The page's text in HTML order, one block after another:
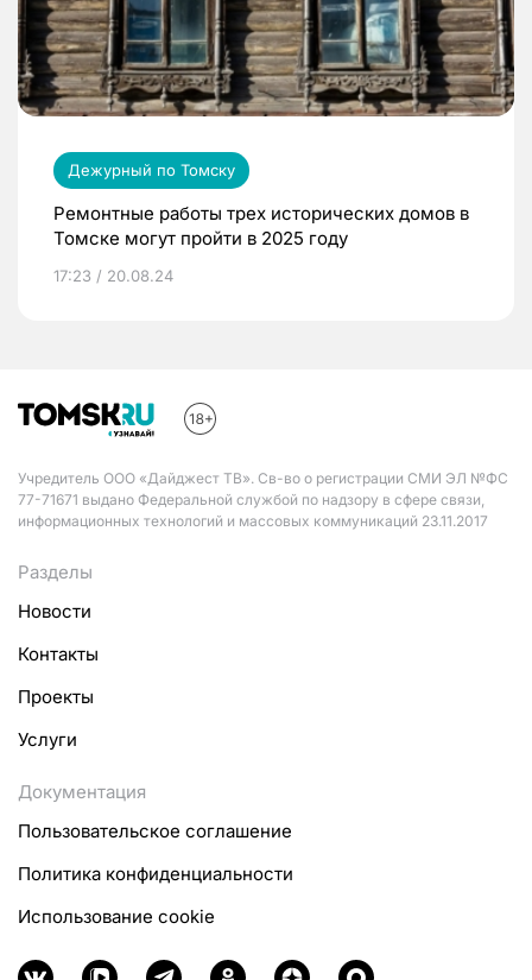
Дежурный по Томску
Ремонтные работы трех исторических домов в
Томске могут пройти в 2025 году
17:23 / 20.08.24
Учредитель ООО «Дайджест ТВ». Св-во о регистрации СМИ ЭЛ №ФС
77-71671 выдано Федеральной службой по надзору в сфере связи,
информационных технологий и массовых коммуникаций 23.11.2017
Разделы
Новости
Контакты
Проекты
Услуги
Документация
Пользовательское соглашение
Политика конфиденциальности
Использование cookie